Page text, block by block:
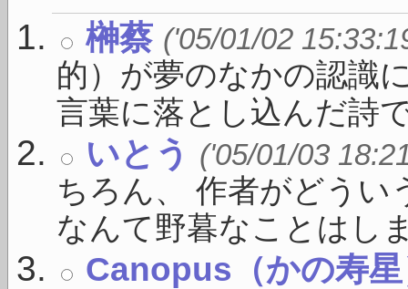
榊蔡 ('05/01/02
的）が夢のなかの認識
言葉に落とし込んだ詩
いとう ('05/01/03
ちろん、 作者がどうい
なんて野暮なことはし
Canopus（かの寿